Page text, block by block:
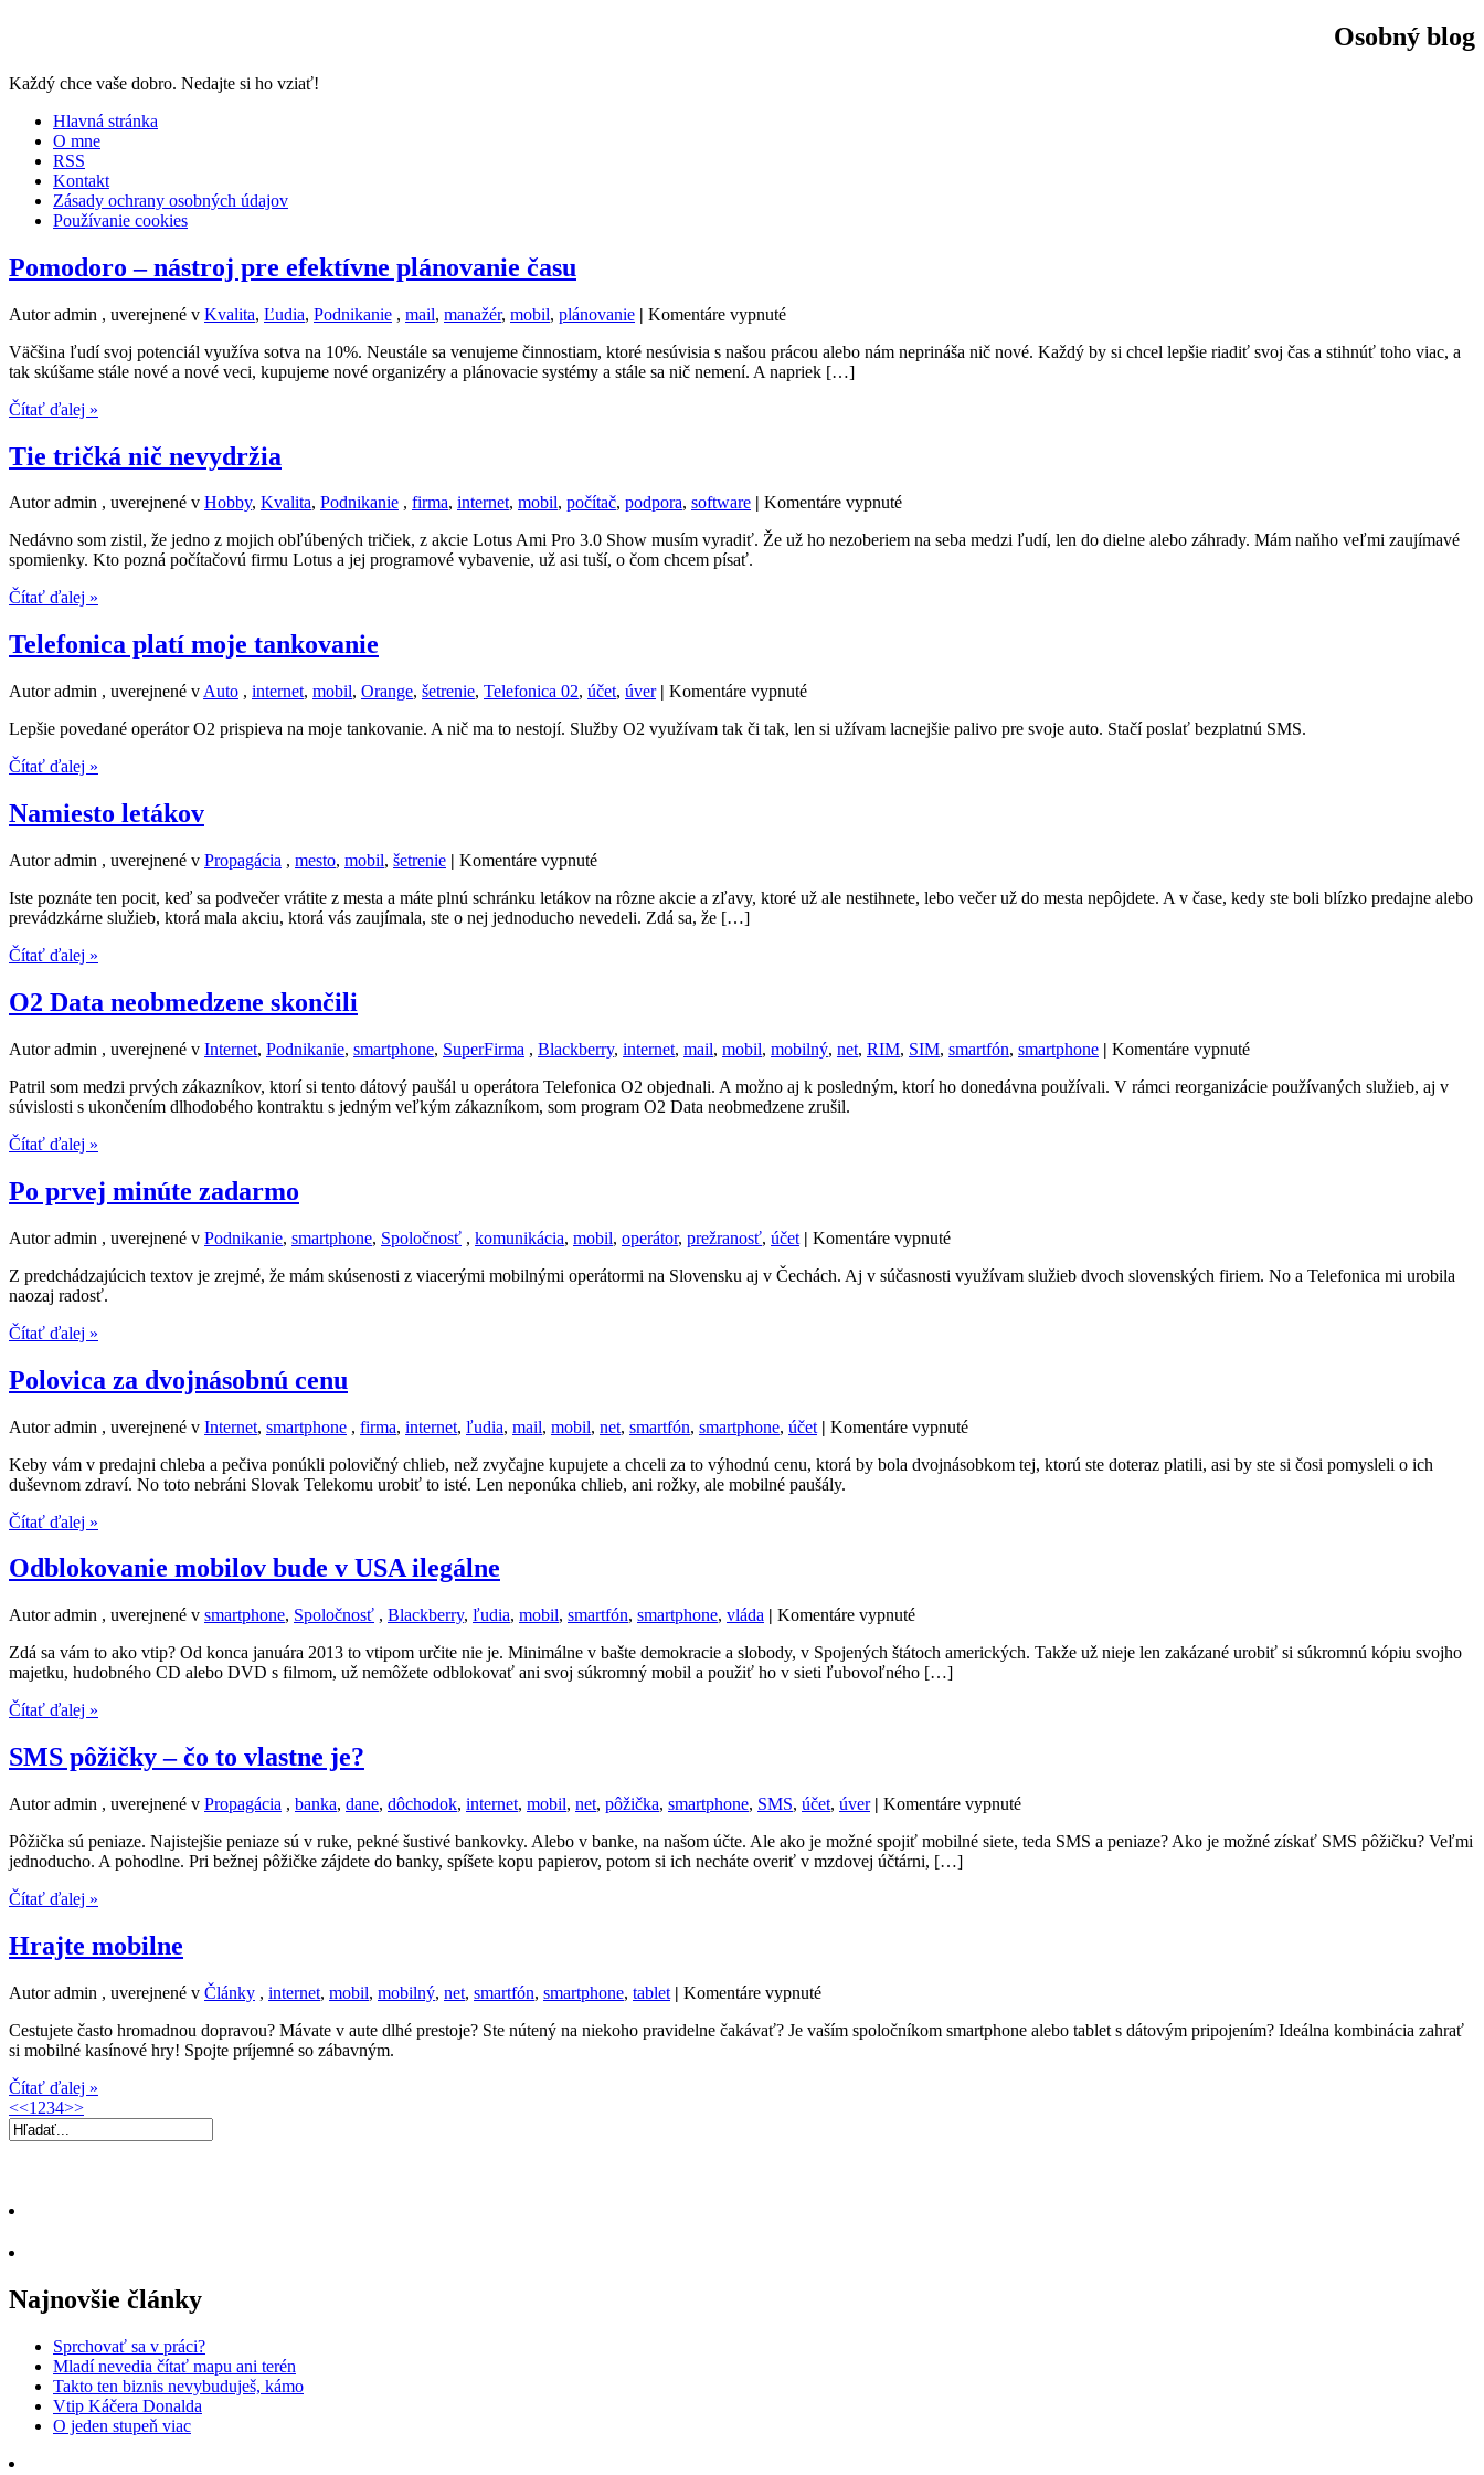
Osobný blog
Každý chce vaše dobro. Nedajte si ho vziať!
Hlavná stránka
O mne
RSS
Kontakt
Zásady ochrany osobných údajov
Používanie cookies
Pomodoro – nástroj pre efektívne plánovanie času
Autor admin , uverejnené v Kvalita, Ľudia, Podnikanie , mail, manažér, mobil, plánovanie | Komentáre vypnuténa
–
nástroj
Väčšina ľudí svoj ​​potenciál využíva sotva na 10%. Neustále sa venujeme činnostiam, ktoré nesúvisia s našou prácou alebo nám neprináša nič nové. Každý by si chcel lepšie riadiť svoj ​​čas a stihnúť toho viac, a
tak skúšame stále nové a nové veci, kupujeme nové organizéry a plánovacie systémy a stále sa nič nemení. A napriek […]
Čítať ďalej »
Tie tričká nič nevydržia
Autor admin , uverejnené v Hobby, Kvalita, Podnikanie , firma, internet, mobil, počítač, podpora, software | Komentáre vypnuténa
tričká
Nedávno som zistil, že jedno z mojich obľúbených tričiek, z akcie Lotus Ami Pro 3.0 Show musím vyradiť. Že už ho nezoberiem na seba medzi ľudí, len do dielne alebo záhrady. Mám naňho veľmi zaujímavé
spomienky. Kto pozná počítačovú firmu Lotus a jej programové vybavenie, už asi tuší, o čom chcem písať.
Čítať ďalej »
Telefonica platí moje tankovanie
Autor admin , uverejnené v Auto , internet, mobil, Orange, šetrenie, Telefonica 02, účet, úver | Komentáre vypnuténa
platí
Lepšie povedané operátor O2 prispieva na moje tankovanie. A nič ma to nestojí. Služby O2 využívam tak či tak, len si užívam lacnejšie palivo pre svoje auto. Stačí poslať bezplatnú SMS.
Čítať ďalej »
Namiesto letákov
Autor admin , uverejnené v Propagácia , mesto, mobil, šetrenie | Komentáre vypnuténa
letákov
Iste poznáte ten pocit, keď sa podvečer vrátite z mesta a máte plnú schránku letákov na rôzne akcie a zľavy, ktoré už ale nestihnete, lebo večer už do mesta nepôjdete. A v čase, kedy ste boli blízko predajne alebo
prevádzkárne služieb, ktorá mala akciu, ktorá vás zaujímala, ste o nej jednoducho nevedeli. Zdá sa, že […]
Čítať ďalej »
O2 Data neobmedzene skončili
Autor admin , uverejnené v Internet, Podnikanie, smartphone, SuperFirma , Blackberry, internet, mail, mobil, mobilný, net, RIM, SIM, smartfón, smartphone | Komentáre vypnuténa
Data
Patril som medzi prvých zákazníkov, ktorí si tento dátový paušál u operátora Telefonica O2 objednali. A možno aj k posledným, ktorí ho donedávna používali. V rámci reorganizácie používaných služieb, aj v
súvislosti s ukončením dlhodobého kontraktu s jedným veľkým zákazníkom, som program O2 Data neobmedzene zrušil.
Čítať ďalej »
Po prvej minúte zadarmo
Autor admin , uverejnené v Podnikanie, smartphone, Spoločnosť , komunikácia, mobil, operátor, prežranosť, účet | Komentáre vypnuténa
prvej
Z predchádzajúcich textov je zrejmé, že mám skúsenosti z viacerými mobilnými operátormi na Slovensku aj v Čechách. Aj v súčasnosti využívam služieb dvoch slovenských firiem. No a Telefonica mi urobila
naozaj radosť.
Čítať ďalej »
Polovica za dvojnásobnú cenu
Autor admin , uverejnené v Internet, smartphone , firma, internet, ľudia, mail, mobil, net, smartfón, smartphone, účet | Komentáre vypnuténa
za
Keby vám v predajni chleba a pečiva ponúkli polovičný chlieb, než zvyčajne kupujete a chceli za to výhodnú cenu, ktorá by bola dvojnásobkom tej, ktorú ste doteraz platili, asi by ste si čosi pomysleli o ich
duševnom zdraví. No toto nebráni Slovak Telekomu urobiť to isté. Len neponúka chlieb, ani rožky, ale mobilné paušály.
Čítať ďalej »
Odblokovanie mobilov bude v USA ilegálne
Autor admin , uverejnené v smartphone, Spoločnosť , Blackberry, ľudia, mobil, smartfón, smartphone, vláda | Komentáre vypnuténa
mobilov
bude
Zdá sa vám to ako vtip? Od konca januára 2013 to vtipom určite nie je. Minimálne v bašte demokracie a slobody, v Spojených štátoch amerických. Takže už nieje len zakázané urobiť si súkromnú kópiu svojho
majetku, hudobného CD alebo DVD s filmom, už nemôžete odblokovať ani svoj súkromný mobil a použiť ho v sieti ľubovoľného […]
Čítať ďalej »
SMS pôžičky – čo to vlastne je?
Autor admin , uverejnené v Propagácia , banka, dane, dôchodok, internet, mobil, net, pôžička, smartphone, SMS, účet, úver | Komentáre vypnuténa
pôžičky
Pôžička sú peniaze. Najistejšie peniaze sú v ruke, pekné šustivé bankovky. Alebo v banke, na našom účte. Ale ako je možné spojiť mobilné siete, teda SMS a peniaze? Ako je možné získať SMS pôžičku? Veľmi
jednoducho. A pohodlne. Pri bežnej pôžičke zájdete do banky, spíšete kopu papierov, potom si ich necháte overiť v mzdovej účtárni, […]
Čítať ďalej »
Hrajte mobilne
Autor admin , uverejnené v Články , internet, mobil, mobilný, net, smartfón, smartphone, tablet | Komentáre vypnuténa
mobilne
Cestujete často hromadnou dopravou? Mávate v aute dlhé prestoje? Ste nútený na niekoho pravidelne čakávať? Je vaším spoločníkom smartphone alebo tablet s dátovým pripojením? Ideálna kombinácia zahrať
si mobilné kasínové hry! Spojte príjemné so zábavným.
Čítať ďalej »
<<1 234>>
Najnovšie články
Sprchovať sa v práci?
Mladí nevedia čítať mapu ani terén
Takto ten biznis nevybuduješ, kámo
Vtip Káčera Donalda
O jeden stupeň viac